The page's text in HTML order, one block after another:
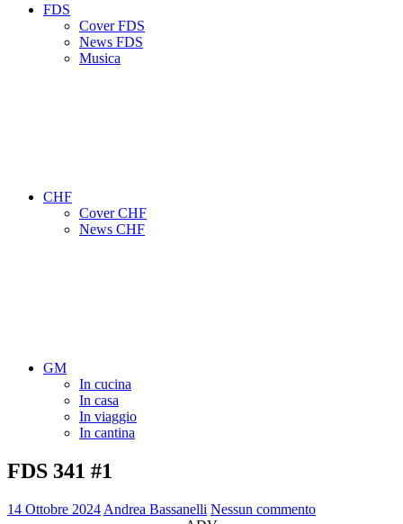
FDS
Cover FDS
News FDS
Musica
CHF
Cover CHF
News CHF
GM
In cucina
In casa
In viaggio
In cantina
FDS 341 #1
14 Ottobre 2024 Andrea Bassanelli Nessun commento